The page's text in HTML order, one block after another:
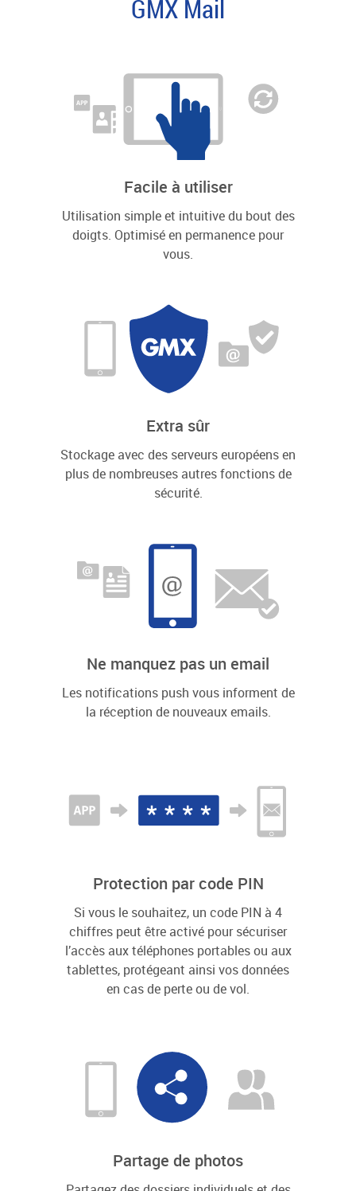
GMX Mail
Facile à utiliser
Utilisation simple et intuitive du bout des
doigts. Optimisé en permanence pour
vous.
Extra sûr
Stockage avec des serveurs européens en
plus de nombreuses autres fonctions de
sécurité.
Ne manquez pas un email
Les notifications push vous informent de
la réception de nouveaux emails.
Protection par code PIN
Si vous le souhaitez, un code PIN à 4
chiffres peut être activé pour sécuriser
l’accès aux téléphones portables ou aux
tablettes, protégeant ainsi vos données
en cas de perte ou de vol.
Partage de photos